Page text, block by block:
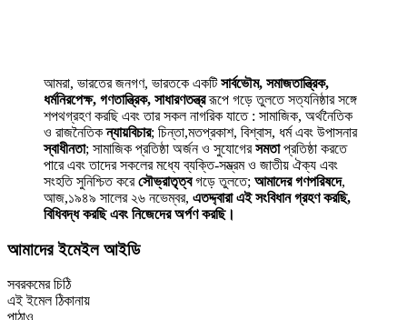
আমরা, ভারতের জনগণ, ভারতকে একটিসার্বভৌম, সমাজতান্ত্রিক,
ধর্মনিরপেক্ষ, গণতান্ত্রিক, সাধারণতন্ত্ররূপে গড়ে তুলতে সত্যনিষ্ঠার সঙ্গে
শপথগ্রহণ করছি এবং তার সকল নাগরিক যাতে : সামাজিক, অর্থনৈতিক
ও রাজনৈতিকন্যায়বিচার; চিন্তা,মতপ্রকাশ, বিশ্বাস, ধর্ম এবং উপাসনার
স্বাধীনতা; সামাজিক প্রতিষ্ঠা অর্জন ও সুযোগেরসমতাপ্রতিষ্ঠা করতে
পারে এবং তাদের সকলের মধ্যে ব্যক্তি-সম্ভ্রম ও জাতীয় ঐক্য এবং
সংহতি সুনিশ্চিত করেসৌভ্রাতৃত্বগড়ে তুলতে; আমাদের গণপরিষদে,
আজ,১৯৪৯ সালের ২৬ নভেম্বর, এতদ্দ্বারা এই সংবিধান গ্রহণ করছি,
বিধিবদ্ধ করছি এবং নিজেদের অর্পণ করছি।
আমাদের ইমেইল আইডি
সবরকমের চিঠি
এই ইমেল ঠিকানায়